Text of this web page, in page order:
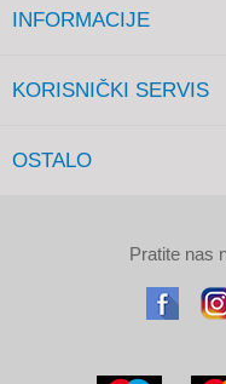
INFORMACIJE
KORISNIČKI SERVIS
OSTALO
Pratite nas